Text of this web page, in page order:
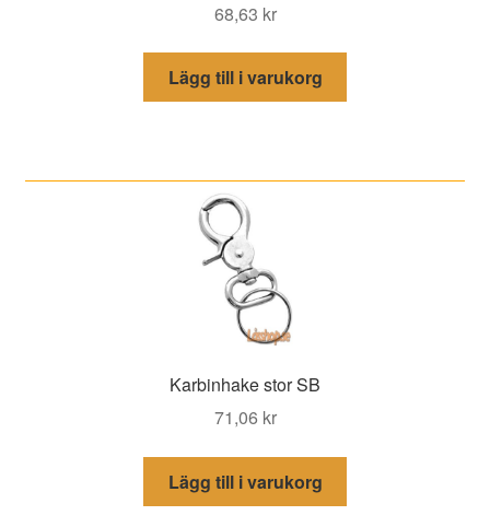
68,63 kr
Lägg till i varukorg
Karbinhake stor SB
71,06 kr
Lägg till i varukorg